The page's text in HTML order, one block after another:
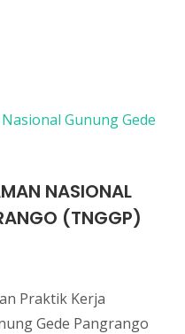
NASIONAL
(TNGGP)
Praktik Kerja
Gede Pangrango